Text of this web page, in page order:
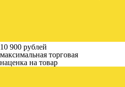
10 900 рублей
максимальная торговая
наценка на товар